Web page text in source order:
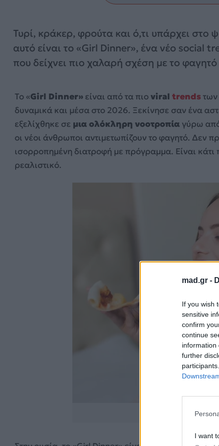
mad.gr -
If you wish
sensitive
confirm
continue
information
further
I want
Τυρί, κράκερ, φρούτα και ό,τι υπάρχει στο
αυτό είναι το «Girl Dinner», ένα νέο social
που δείχνει πιο χαλαρή σχέση με το φαγητό
Το «Girl Dinner» είναι από τα πιοviral trendsτων
δυναμικά και μέσα στο 2026. Ξεκίνησε σαν ένα
εξελίχθηκε σε μια ολόκληρη νοοτροπία γύρω
οι νέοι άνθρωποι αντιμετωπίζουν το φαγητό. Δεν
ισορροπημένη διατροφή με πρόγραμμα. Είναι
ρεαλιστικό.